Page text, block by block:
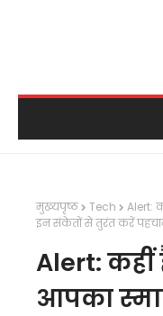
मुख्यपृष्ठ Tech
Alert:
इन संकेतों से तुरंत करें
Alert: कहीं
आपका